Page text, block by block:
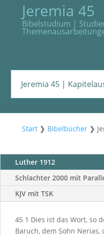
Jeremia 45
Bibelstudium |
Jeremia 45 |
Start❯ Bibelbücher❯
Luther 1912
Schlachter 2000 mit
KJV mit TSK
45 1 Dies ist das Wort, so
Baruch, dem Sohn